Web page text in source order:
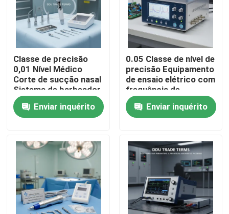
Sobre nós
Visita à fábrica
Controle de qualidade
Contacte-nos
Solicite um orçamento
Equipamento de teste elétrico
Equipamento de teste de incêndio
Classe de precisão
0,01 Nível Médico
Corte de sucção nasal
Sistema de barbeador
Forno de energia
cirúrgica DDU Termos
comerciais
cirúrgico
Enviar inquérito
0.05 Classe de nível de
precisão Equipamento
de ensaio elétrico com
frequência de
software 45-65 Hz
Ideal para
investigação,
controlo elétrico
Enviar inquérito